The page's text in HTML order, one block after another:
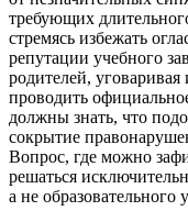
требующих
стремясь избежать
репутации учебного
родителей,
проводить
должны знать, что
сокрытие
Вопрос, где можно
решаться
а не образовательного